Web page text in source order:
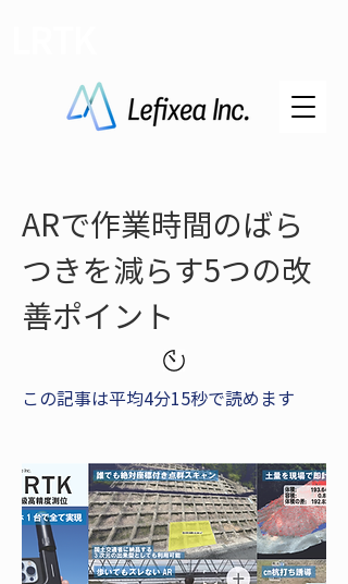
ARで作業時間のばら
つきを減らす5つの改
善ポイント
この記事は平均4分15秒で読めます